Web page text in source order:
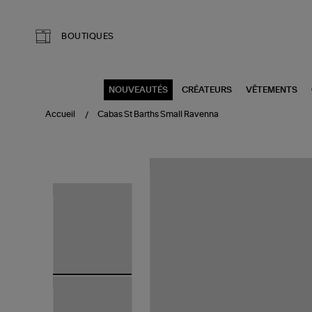
BOUTIQUES
NOUVEAUTÉS CRÉATEURS VÊTEMENTS
Accueil Cabas St Barths Small Ravenna